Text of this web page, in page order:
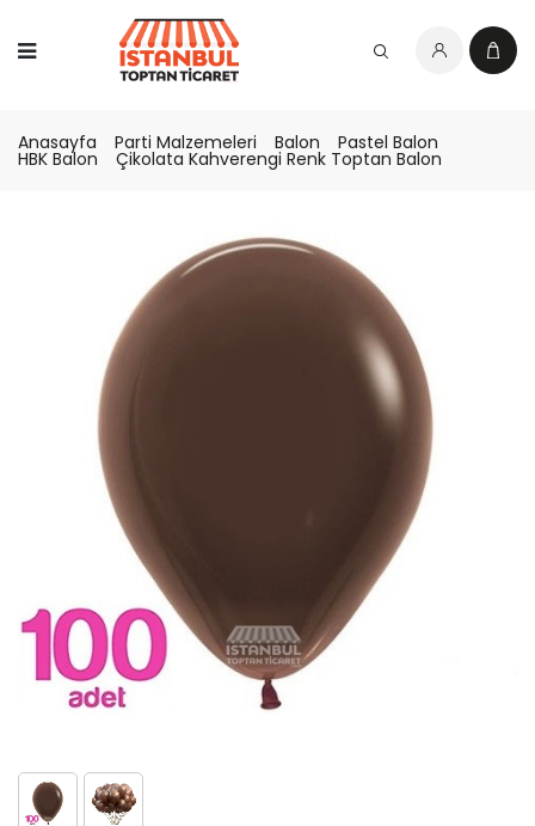
Anasayfa Parti Malzemeleri Balon Pastel Balon
HBK Balon Çikolata Kahverengi Renk Toptan Balon